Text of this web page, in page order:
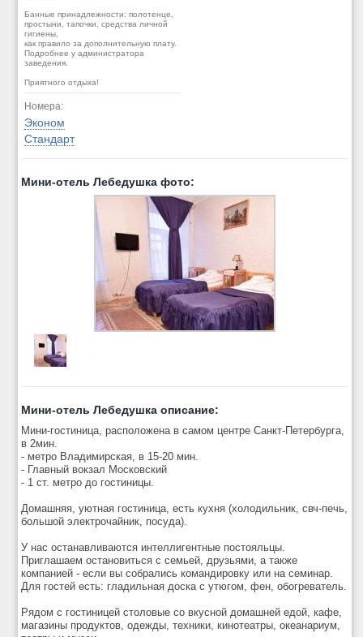
Банные принадлежности: полотенце,
простыни, тапочки, средства личной
гигиены,
как правило за дополнительную плату.
Подробнее у администратора
заведения.
Приятного отдыха!
Номера:
Эконом
Стандарт
Мини-отель Лебедушка фото:
Мини-отель Лебедушка описание:
Мини-гостиница, расположена в самом центре Санкт-Петербурга,
в 2мин.
- метро Владимирская, в 15-20 мин.
- Главный вокзал Московский
- 1 ст. метро до гостиницы.
Домашняя, уютная гостиница, есть кухня (холодильник, свч-печь,
большой электрочайник, посуда).
У нас останавливаются интеллигентные постояльцы.
Приглашаем остановиться с семьей, друзьями, а также
компанией - если вы собрались командировку или на семинар.
Для гостей есть: гладильная доска с утюгом, фен, обогреватель.
Рядом с гостиницей столовые со вкусной домашней едой, кафе,
магазины продуктов, одежды, техники, кинотеатры, океанариум,